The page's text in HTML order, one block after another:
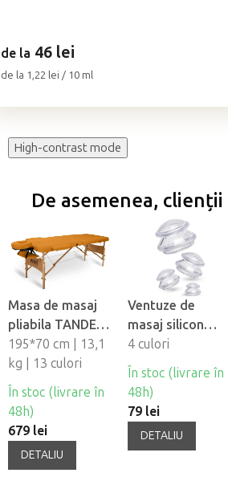
stele.
de la 46 lei
Evaluare
de la 1,22 lei / 10 ml
High-contrast mode
De asemenea,
Masa de masaj
pliabila TANDEM
Basic-2
195*70 cm | 13,1
kg | 13 culori
În stoc (livrare în
48h)
679 lei
DETALIU
Ventuze de
masaj silicon
Fabulo
Mushroom - set,
4 buc
4 culori
În stoc (livrare în
48h)
79 lei
DETALIU